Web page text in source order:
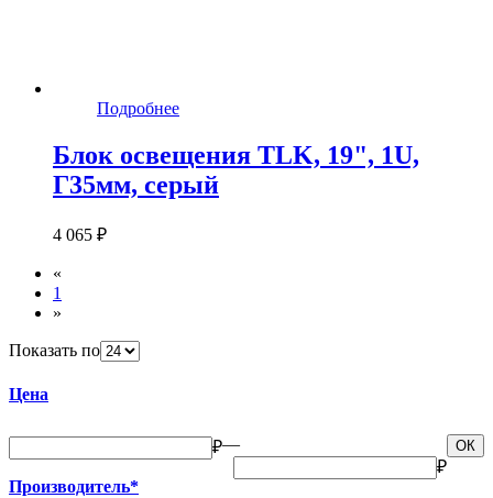
Подробнее
Блок освещения TLK, 19", 1U,
Г35мм, серый
4 065 ₽
«
1
»
Показать по
Цена
₽— ОК
₽
Производитель*